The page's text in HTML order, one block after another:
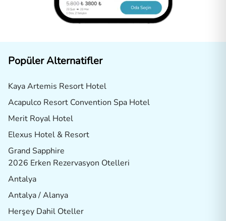
Popüler Alternatifler
Kaya Artemis Resort Hotel
Acapulco Resort Convention Spa Hotel
Merit Royal Hotel
Elexus Hotel & Resort
Grand Sapphire
2026 Erken Rezervasyon Otelleri
Antalya
Antalya / Alanya
Herşey Dahil Oteller